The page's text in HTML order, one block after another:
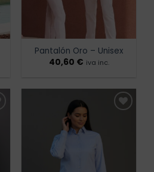
Pantalón Oro – Unisex
40,60 € iva inc.